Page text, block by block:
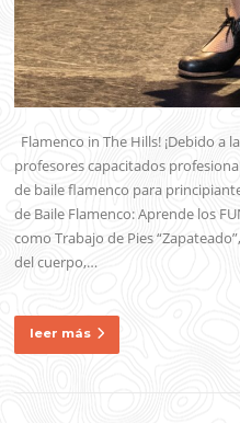
Flamenco in The Hills! ¡Debido a
profesores capacitados
de baile flamenco para
de Baile Flamenco: Aprende los
como Trabajo de Pies
del cuerpo,…
leer más